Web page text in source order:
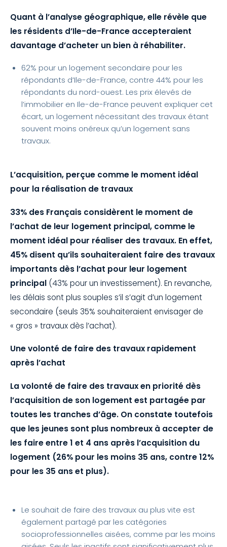
Quant à l’analyse géographique, elle révèle que
les résidents d’Ile-de-France accepteraient
davantage d’acheter un bien à réhabiliter.
62% pour un logement secondaire pour les
répondants d’Ile-de-France, contre 44% pour les
répondants du nord-ouest. Les prix élevés de
l’immobilier en Ile-de-France peuvent expliquer cet
écart, un logement nécessitant des travaux étant
souvent moins onéreux qu’un logement sans
travaux.
L’acquisition, perçue comme le moment idéal
pour la réalisation de travaux
33% des Français considèrent le moment de
l’achat de leur logement principal, comme le
moment idéal pour réaliser des travaux. En effet,
45% disent qu’ils souhaiteraient faire des travaux
importants dès l’achat pour leur logement
principal (43% pour un investissement). En revanche,
les délais sont plus souples s’il s’agit d’un logement
secondaire (seuls 35% souhaiteraient envisager de
« gros » travaux dès l’achat).
Une volonté de faire des travaux rapidement
après l’achat
La volonté de faire des travaux en priorité dès
l’acquisition de son logement est partagée par
toutes les tranches d’âge. On constate toutefois
que les jeunes sont plus nombreux à accepter de
les faire entre 1 et 4 ans après l’acquisition du
logement (26% pour les moins 35 ans, contre 12%
pour les 35 ans et plus).
Le souhait de faire des travaux au plus vite est
également partagé par les catégories
socioprofessionnelles aisées, comme par les moins